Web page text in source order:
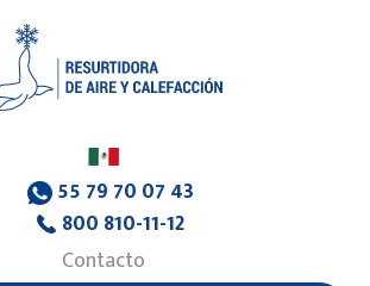
55 79 70 07 43
800 810-11-12
Contacto